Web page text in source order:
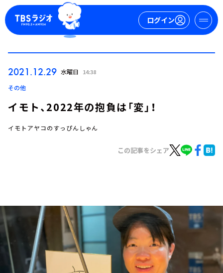
ログイン
トピックス
TBS Podcast
お知らせ
イベント・グッズ
YouTube
会社情報
2021.12.29 水曜日 14:38
その他
イモト、2022年の抱負は「変」！
イモトアヤコのすっぴんしゃん
この記事をシェア